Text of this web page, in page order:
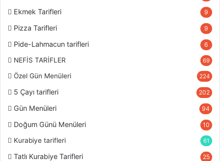
Ekmek Tarifleri 9
Pizza Tarifleri 9
Pide-Lahmacun tarifleri 6
NEFİS TARİFLER 69
Özel Gün Menüleri 224
5 Çayı tarifleri 202
Gün Menüleri 94
Doğum Günü Menüleri 10
Kurabiye tarifleri 61
Tatlı Kurabiye Tarifleri 25